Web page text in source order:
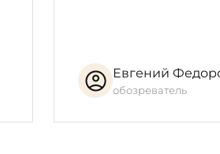
Евгений
обозреватель